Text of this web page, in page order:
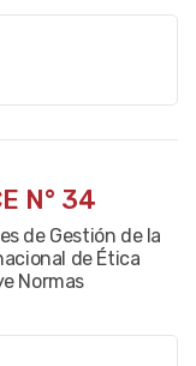
N° 34
de Gestión de la
de Ética
Normas